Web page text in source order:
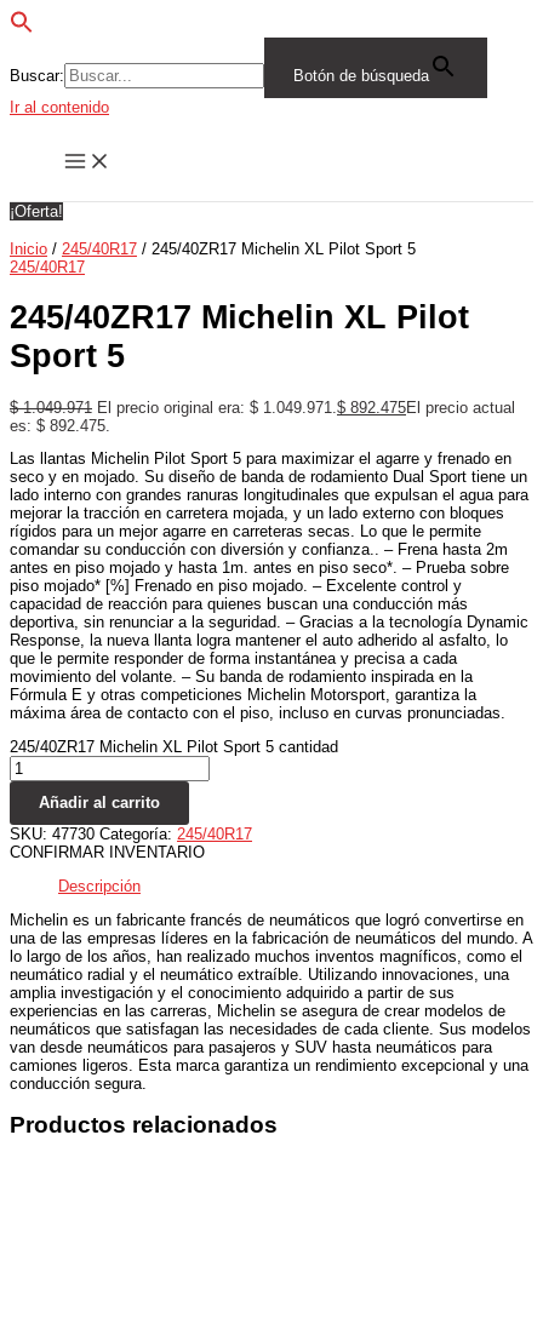
Buscar:
Botón de búsqueda
Ir al contenido
¡Oferta!
Inicio / 245/40R17 / 245/40ZR17 Michelin XL Pilot Sport 5
245/40R17
245/40ZR17 Michelin XL Pilot
Sport 5
$1.049.971 El precio original era: $ 1.049.971. $ 892.475El precio actual
es: $ 892.475.
Las llantas Michelin Pilot Sport 5 para maximizar el agarre y frenado en
seco y en mojado. Su diseño de banda de rodamiento Dual Sport tiene un
lado interno con grandes ranuras longitudinales que expulsan el agua para
mejorar la tracción en carretera mojada, y un lado externo con bloques
rígidos para un mejor agarre en carreteras secas. Lo que le permite
comandar su conducción con diversión y confianza.. – Frena hasta 2m
antes en piso mojado y hasta 1m. antes en piso seco*. – Prueba sobre
piso mojado* [%] Frenado en piso mojado. – Excelente control y
capacidad de reacción para quienes buscan una conducción más
deportiva, sin renunciar a la seguridad. – Gracias a la tecnología Dynamic
Response, la nueva llanta logra mantener el auto adherido al asfalto, lo
que le permite responder de forma instantánea y precisa a cada
movimiento del volante. – Su banda de rodamiento inspirada en la
Fórmula E y otras competiciones Michelin Motorsport, garantiza la
máxima área de contacto con el piso, incluso en curvas pronunciadas.
245/40ZR17 Michelin XL Pilot Sport 5 cantidad
Añadir al carrito
SKU: 47730 Categoría: 245/40R17
CONFIRMAR INVENTARIO
Descripción
Michelin es un fabricante francés de neumáticos que logró convertirse en
una de las empresas líderes en la fabricación de neumáticos del mundo. A
lo largo de los años, han realizado muchos inventos magníficos, como el
neumático radial y el neumático extraíble. Utilizando innovaciones, una
amplia investigación y el conocimiento adquirido a partir de sus
experiencias en las carreras, Michelin se asegura de crear modelos de
neumáticos que satisfagan las necesidades de cada cliente. Sus modelos
van desde neumáticos para pasajeros y SUV hasta neumáticos para
camiones ligeros. Esta marca garantiza un rendimiento excepcional y una
conducción segura.
Productos relacionados